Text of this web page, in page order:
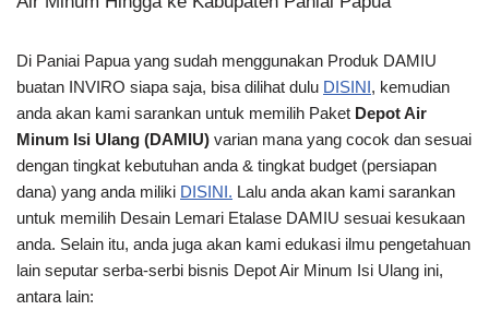
Di Paniai Papua yang sudah menggunakan Produk DAMIU
buatan INVIRO siapa saja, bisa dilihat dulu DISINI, kemudian
anda akan kami sarankan untuk memilih Paket Depot Air
Minum Isi Ulang (DAMIU) varian mana yang cocok dan sesuai
dengan tingkat kebutuhan anda & tingkat budget (persiapan
dana) yang anda miliki DISINI. Lalu anda akan kami sarankan
untuk memilih Desain Lemari Etalase DAMIU sesuai kesukaan
anda. Selain itu, anda juga akan kami edukasi ilmu pengetahuan
lain seputar serba-serbi bisnis Depot Air Minum Isi Ulang ini,
antara lain: